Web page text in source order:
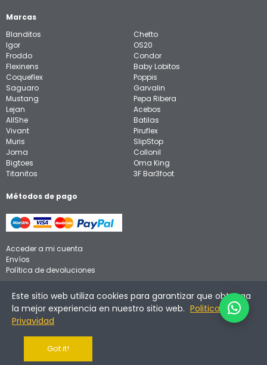
Marcas
Blanditos
Igor
Froddo
Flexinens
Coqueflex
Saguaro
Mustang
Lejan
AllShe
Vivant
Muris
Joma
Bigtoes
Titanitos
Chetto
OS20
Condor
Baby Lobitos
Poppis
Garvalin
Pepa Ribera
Acebos
Batilas
Piruflex
SlipStop
Collonil
Oma King
3F Bar3foot
Métodos de pago
Acceder a mi cuenta
Envíos
Política de devoluciones
Aviso legal
Política de privacidad
Política de cookies
© 2026
Este sitio web utiliza cookies para garantizar que obtenga
la mejor experiencia en nuestro sitio web. Politica de
Privavidad
Got it!